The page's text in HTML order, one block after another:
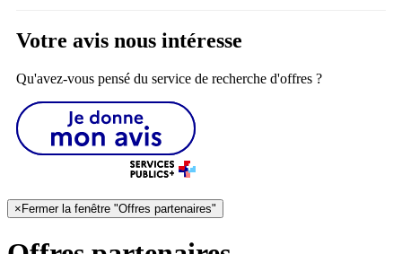
Votre avis nous intéresse
Qu'avez-vous pensé du service de recherche d'offres ?
×Fermer la fenêtre "Offres partenaires"